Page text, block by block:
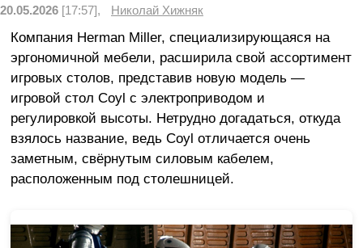
20.05.2026 [17:57], Николай Хижняк
Компания Herman Miller, специализирующаяся на
эргономичной мебели, расширила свой ассортимент
игровых столов, представив новую модель —
игровой стол Coyl с электроприводом и
регулировкой высоты. Нетрудно догадаться, откуда
взялось название, ведь Coyl отличается очень
заметным, свёрнутым силовым кабелем,
расположенным под столешницей.